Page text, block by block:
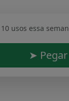
usos essa
➤